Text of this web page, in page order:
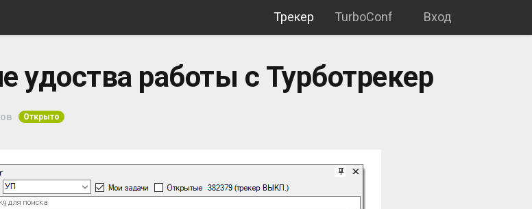
Вход
Трекер TurboConf
удоства работы с Турботрекер
Открыто